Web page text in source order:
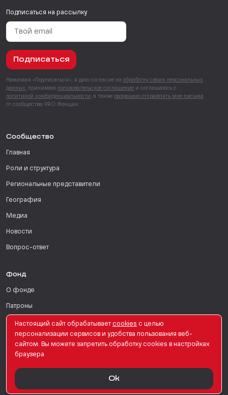
Подписаться на рассылку
Подписаться
Нажимая «Подписаться», я даю согласие на обработку своих персональных
данных , принимаю пользовательское соглашение и соглашаюсь с
политикой конфиденциальности , а также разрешаю отправлять мне письма
от сообщества PRO Женщин.
Сообщество
Главная
Роли и структура
Региональные представители
География
Медиа
Новости
Вопрос-ответ
Фонд
О фонде
Патроны
Поддержать
Для СМИ
© PRO Женщин. Все права защищены. 2026
Настоящий сайт обрабатывает сookies с целью
персонализации сервисов и удобства пользования веб-
сайтом. Вы можете запретить обработку сookies в настройках
браузера
Ok